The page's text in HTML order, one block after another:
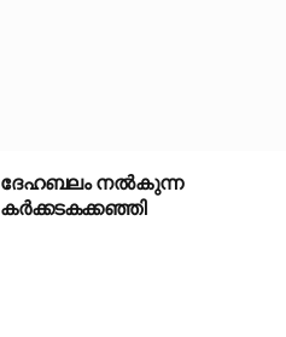
ദേഹബലം നൽകുന്ന
കർക്കടകക്കഞ്ഞി